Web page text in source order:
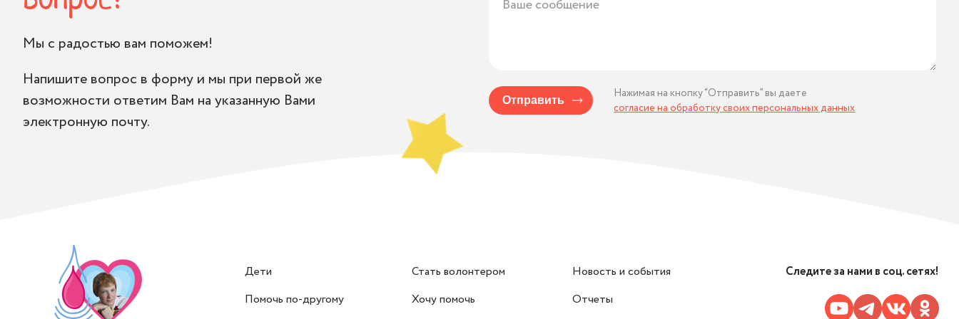
Мы с радостью вам поможем!
Напишите вопрос в форму и мы при первой же
возможности ответим Вам на указанную Вами
электронную почту.
Отправить
Нажимая на кнопку “Отправить” вы даете
согласие на обработку своих персональных данных
Дети
Помочь по-другому
Стать волонтером
Хочу помочь
Новость и события
Отчеты
Следите за нами в соц. сетях!